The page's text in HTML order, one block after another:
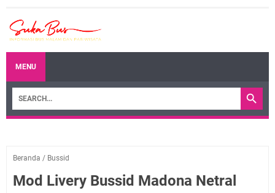
MENU
Beranda / Bussid
Mod Livery Bussid Madona Netral